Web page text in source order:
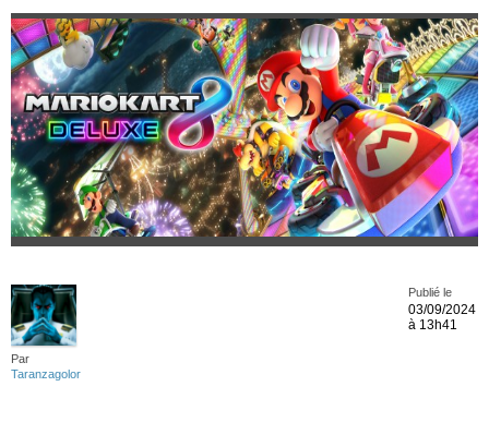
Par
Taranzagolor
Publié le
03/09/2024
à 13h41